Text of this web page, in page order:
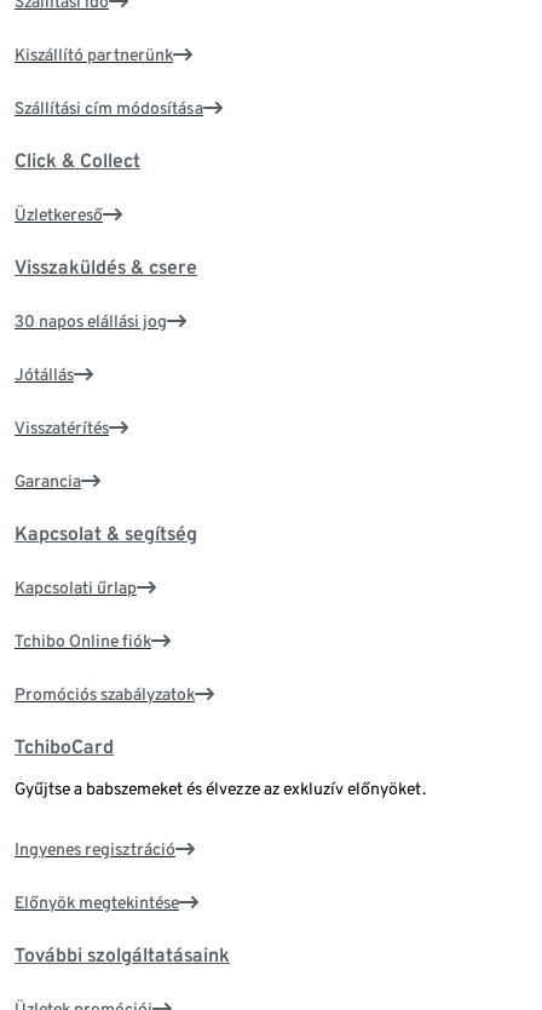
Kiszállító partnerünk
Szállítási cím módosítása
Click & Collect
Üzletkereső
Visszaküldés & csere
30 napos elállási jog
Jótállás
Visszatérítés
Garancia
Kapcsolat & segítség
Kapcsolati űrlap
Tchibo Online fiók
Promóciós szabályzatok
TchiboCard
Gyűjtse a babszemeket és élvezze az exkluzív előnyöket.
Ingyenes regisztráció
Előnyök megtekintése
További szolgáltatásaink